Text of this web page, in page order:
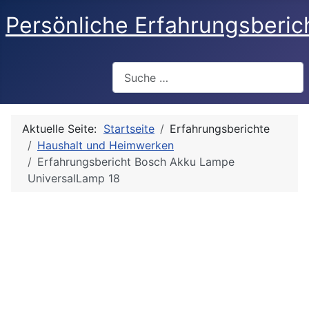
Persönliche
Aktuelle Seite: Startseite
Erfahrungsberichte
Haushalt und Heimwerken
Erfahrungsbericht Bosch Akku Lampe
UniversalLamp 18